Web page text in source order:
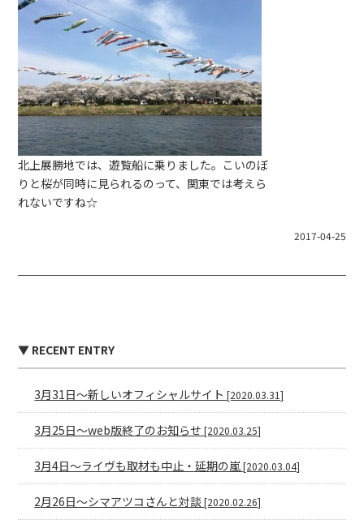
北上展勝地では、遊覧船に乗りました。こいのぼ
りと桜が同時に見られるのって、関東では考えら
れないですね☆
2017-04-25
▼ RECENT ENTRY
3月31日〜新しいオフィシャルサイト[2020.03.31]
3月25日〜web版終了のお知らせ[2020.03.25]
3月4日〜ライヴも取材も中止・延期の嵐[2020.03.04]
2月26日〜シマアツコさんと対談[2020.02.26]